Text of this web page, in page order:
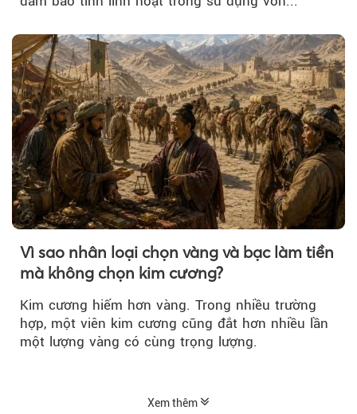
Vì sao nhân loại chọn vàng và bạc làm tiền
mà không chọn kim cương?
Kim cương hiếm hơn vàng. Trong nhiều trường
hợp, một viên kim cương cũng đắt hơn nhiều lần
một lượng vàng có cùng trọng lượng.
Xem thêm